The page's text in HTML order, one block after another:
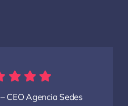
– CEO Agencia Sedes